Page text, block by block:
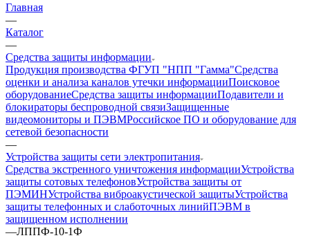
Главная
—
Каталог
—
Средства защиты информации
Продукция производства ФГУП "НПП "Гамма"Средства
оценки и анализа каналов утечки информацииПоисковое
оборудованиеСредства защиты информацииПодавители и
блокираторы беспроводной связиЗащищенные
видеомониторы и ПЭВМРоссийское ПО и оборудование для
сетевой безопасности
—
Устройства защиты сети электропитания
Средства экстренного уничтожения информацииУстройства
защиты сотовых телефоновУстройства защиты от
ПЭМИНУстройства виброакустической защитыУстройства
защиты телефонных и слаботочных линийПЭВМ в
защищенном исполнении
—ЛППФ-10-1Ф